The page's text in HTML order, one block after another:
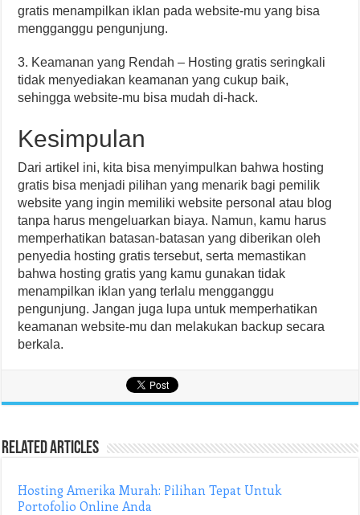
gratis menampilkan iklan pada website-mu yang bisa
mengganggu pengunjung.
3. Keamanan yang Rendah – Hosting gratis seringkali
tidak menyediakan keamanan yang cukup baik,
sehingga website-mu bisa mudah di-hack.
Kesimpulan
Dari artikel ini, kita bisa menyimpulkan bahwa hosting
gratis bisa menjadi pilihan yang menarik bagi pemilik
website yang ingin memiliki website personal atau blog
tanpa harus mengeluarkan biaya. Namun, kamu harus
memperhatikan batasan-batasan yang diberikan oleh
penyedia hosting gratis tersebut, serta memastikan
bahwa hosting gratis yang kamu gunakan tidak
menampilkan iklan yang terlalu mengganggu
pengunjung. Jangan juga lupa untuk memperhatikan
keamanan website-mu dan melakukan backup secara
berkala.
Related Articles
Hosting Amerika Murah: Pilihan Tepat Untuk
Portofolio Online Anda